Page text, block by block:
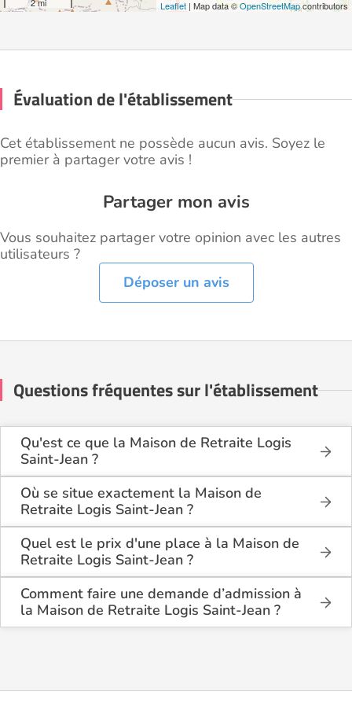
2 mi Leaflet | Map data ©OpenStreetMapcontributors
Évaluation de l'établissement
Cet établissement ne possède aucun avis. Soyez le
premier à partager votre avis !
Partager mon avis
Vous souhaitez partager votre opinion avec les autres
utilisateurs ?
Déposer un avis
Questions fréquentes sur l'établissement
Qu'est ce que la Maison de Retraite Logis
Saint-Jean ?
La Maison de Retraite Logis Saint-Jean est une
maison de retraite médicalisée de type
hébergement permanent , située à Rivière-Salée
(97215).
Où se situe exactement la Maison de
Retraite Logis Saint-Jean ?
La Maison de Retraite Logis Saint-Jean est située
Rue Nérée Péria à Rivière-Salée (97215),
en Martinique (972).
Quel est le prix d'une place à la Maison de
Retraite Logis Saint-Jean ?
La Maison de Retraite Logis Saint-Jean propose des
logements en chambre simple à partir de 2 387€
par mois, et en chambre double à partir de 2 387€
par mois.
Comment faire une demande d’admission à
la Maison de Retraite Logis Saint-Jean ?
La demande s’effectue directement via le formulaire
les coûts et les démarches administratives